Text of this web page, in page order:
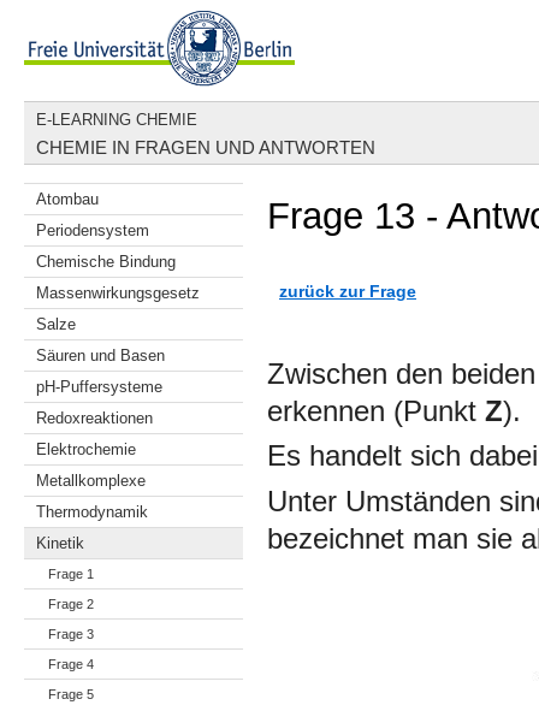
E-LEARNING CHEMIE
CHEMIE IN FRAGEN UND ANTWORTEN
Atombau
Periodensystem
Chemische Bindung
Massenwirkungsgesetz
Salze
Säuren und Basen
pH-Puffersysteme
Redoxreaktionen
Elektrochemie
Metallkomplexe
Thermodynamik
Kinetik
Frage 1
Frage 2
Frage 3
Frage 4
Frage 5
Frage 13 -
zurück zur Frage
Zwischen den
erkennen (Punkt Z).
Es handelt sich
Unter Umständen
bezeichnet man sie